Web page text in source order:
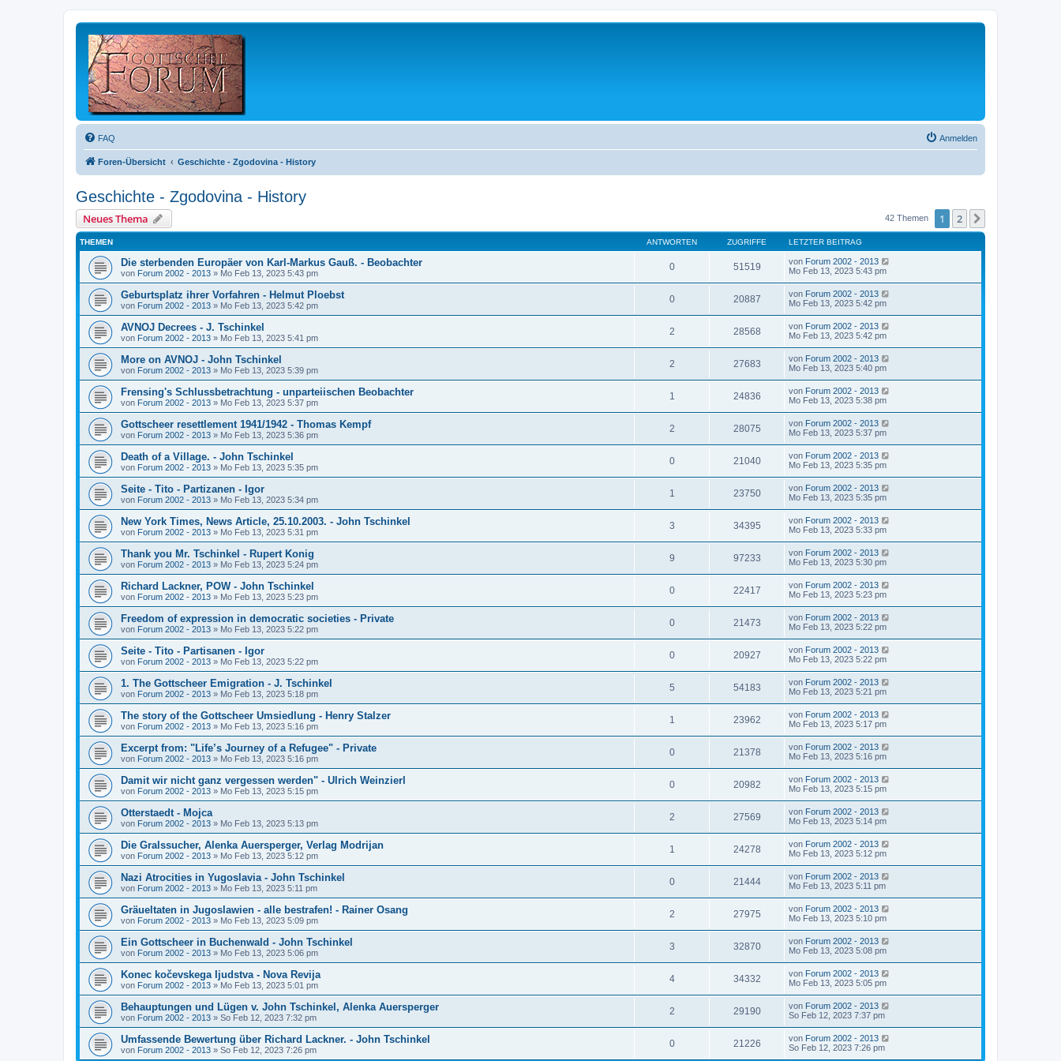
FAQ Anmelden
Foren-Übersicht Geschichte - Zgodovina - History
Geschichte - Zgodovina - History
Neues Thema 42 Themen 1 2
THEMEN ANTWORTEN ZUGRIFFE LETZTER BEITRAG
Die sterbenden Europäer von Karl-Markus Gauß. - Beobachter
von Forum 2002 - 2013 » Mo Feb 13, 2023 5:43 pm
0 51519 von Forum 2002 - 2013
Mo Feb 13, 2023 5:43 pm
Geburtsplatz ihrer Vorfahren - Helmut Ploebst
von Forum 2002 - 2013 » Mo Feb 13, 2023 5:42 pm
0 20887 von Forum 2002 - 2013
Mo Feb 13, 2023 5:42 pm
AVNOJ Decrees - J. Tschinkel
von Forum 2002 - 2013 » Mo Feb 13, 2023 5:41 pm
2 28568 von Forum 2002 - 2013
Mo Feb 13, 2023 5:42 pm
More on AVNOJ - John Tschinkel
von Forum 2002 - 2013 » Mo Feb 13, 2023 5:39 pm
2 27683 von Forum 2002 - 2013
Mo Feb 13, 2023 5:40 pm
Frensing's Schlussbetrachtung - unparteiischen Beobachter
von Forum 2002 - 2013 » Mo Feb 13, 2023 5:37 pm
1 24836 von Forum 2002 - 2013
Mo Feb 13, 2023 5:38 pm
Gottscheer resettlement 1941/1942 - Thomas Kempf
von Forum 2002 - 2013 » Mo Feb 13, 2023 5:36 pm
2 28075 von Forum 2002 - 2013
Mo Feb 13, 2023 5:37 pm
Death of a Village. - John Tschinkel
von Forum 2002 - 2013 » Mo Feb 13, 2023 5:35 pm
0 21040 von Forum 2002 - 2013
Mo Feb 13, 2023 5:35 pm
Seite - Tito - Partizanen - Igor
von Forum 2002 - 2013 » Mo Feb 13, 2023 5:34 pm
1 23750 von Forum 2002 - 2013
Mo Feb 13, 2023 5:35 pm
New York Times, News Article, 25.10.2003. - John Tschinkel
von Forum 2002 - 2013 » Mo Feb 13, 2023 5:31 pm
3 34395 von Forum 2002 - 2013
Mo Feb 13, 2023 5:33 pm
Thank you Mr. Tschinkel - Rupert Konig
von Forum 2002 - 2013 » Mo Feb 13, 2023 5:24 pm
9 97233 von Forum 2002 - 2013
Mo Feb 13, 2023 5:30 pm
Richard Lackner, POW - John Tschinkel
von Forum 2002 - 2013 » Mo Feb 13, 2023 5:23 pm
0 22417 von Forum 2002 - 2013
Mo Feb 13, 2023 5:23 pm
Freedom of expression in democratic societies - Private
von Forum 2002 - 2013 » Mo Feb 13, 2023 5:22 pm
0 21473 von Forum 2002 - 2013
Mo Feb 13, 2023 5:22 pm
Seite - Tito - Partisanen - Igor
von Forum 2002 - 2013 » Mo Feb 13, 2023 5:22 pm
0 20927 von Forum 2002 - 2013
Mo Feb 13, 2023 5:22 pm
1. The Gottscheer Emigration - J. Tschinkel
von Forum 2002 - 2013 » Mo Feb 13, 2023 5:18 pm
5 54183 von Forum 2002 - 2013
Mo Feb 13, 2023 5:21 pm
The story of the Gottscheer Umsiedlung - Henry Stalzer
von Forum 2002 - 2013 » Mo Feb 13, 2023 5:16 pm
1 23962 von Forum 2002 - 2013
Mo Feb 13, 2023 5:17 pm
Excerpt from: "Life’s Journey of a Refugee" - Private
von Forum 2002 - 2013 » Mo Feb 13, 2023 5:16 pm
0 21378 von Forum 2002 - 2013
Mo Feb 13, 2023 5:16 pm
Damit wir nicht ganz vergessen werden" - Ulrich Weinzierl
von Forum 2002 - 2013 » Mo Feb 13, 2023 5:15 pm
0 20982 von Forum 2002 - 2013
Mo Feb 13, 2023 5:15 pm
Otterstaedt - Mojca
von Forum 2002 - 2013 » Mo Feb 13, 2023 5:13 pm
2 27569 von Forum 2002 - 2013
Mo Feb 13, 2023 5:14 pm
Die Gralssucher, Alenka Auersperger, Verlag Modrijan
von Forum 2002 - 2013 » Mo Feb 13, 2023 5:12 pm
1 24278 von Forum 2002 - 2013
Mo Feb 13, 2023 5:12 pm
Nazi Atrocities in Yugoslavia - John Tschinkel
von Forum 2002 - 2013 » Mo Feb 13, 2023 5:11 pm
0 21444 von Forum 2002 - 2013
Mo Feb 13, 2023 5:11 pm
Gräueltaten in Jugoslawien - alle bestrafen! - Rainer Osang
von Forum 2002 - 2013 » Mo Feb 13, 2023 5:09 pm
2 27975 von Forum 2002 - 2013
Mo Feb 13, 2023 5:10 pm
Ein Gottscheer in Buchenwald - John Tschinkel
von Forum 2002 - 2013 » Mo Feb 13, 2023 5:06 pm
3 32870 von Forum 2002 - 2013
Mo Feb 13, 2023 5:08 pm
Konec kočevskega Ijudstva - Nova Revija
von Forum 2002 - 2013 » Mo Feb 13, 2023 5:01 pm
4 34332 von Forum 2002 - 2013
Mo Feb 13, 2023 5:05 pm
Behauptungen und Lügen v. John Tschinkel, Alenka Auersperger
von Forum 2002 - 2013 » So Feb 12, 2023 7:32 pm
2 29190 von Forum 2002 - 2013
So Feb 12, 2023 7:37 pm
Umfassende Bewertung über Richard Lackner. - John Tschinkel
von Forum 2002 - 2013 » So Feb 12, 2023 7:26 pm
0 21226 von Forum 2002 - 2013
So Feb 12, 2023 7:26 pm